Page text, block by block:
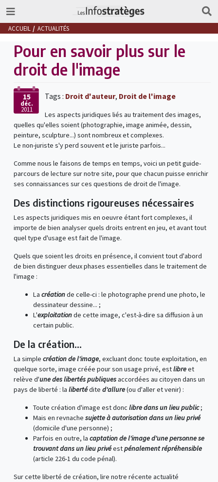
ACCUEIL ACTUALITÉS
Pour en savoir plus sur le
droit de l'image
15
déc.
2011
Tags : Droit d'auteur, Droit de l'image
Les aspects juridiques liés au traitement des images,
quelles qu'elles soient (photographie, image animée, dessin,
peinture, sculpture...) sont nombreux et complexes.
Le non-juriste s'y perd souvent et le juriste parfois...
Comme nous le faisons de temps en temps, voici un petit guide-
parcours de lecture sur notre site, pour que chacun puisse enrichir
ses connaissances sur ces questions de droit de l'image.
Des distinctions rigoureuses nécessaires
Les aspects juridiques mis en oeuvre étant fort complexes, il
importe de bien analyser quels droits entrent en jeu, et avant tout
quel type d'usage est fait de l'image.
Quels que soient les droits en présence, il convient tout d'abord
de bien distinguer deux phases essentielles dans le traitement de
l'image :
La créationde celle-ci : le photographe prend une photo, le
dessinateur dessine... ;
L'exploitationde cette image, c'est-à-dire sa diffusion à un
certain public.
De la création...
La simple création de l'image, excluant donc toute exploitation, en
quelque sorte, image créée pour son usage privé, estlibreet
relève d'une des libertés publiquesaccordées au citoyen dans un
pays de liberté : la libertédite d'allure(ou d'aller et venir) :
Toute création d'image est donc libre dans un lieu public;
Mais en revnache sujette à autorisation dans un lieu privé
(domicile d'une personne) ;
Parfois en outre, la captation de l'image d'une personne se
trouvant dans un lieu privéestpénalement répréhensible
(article 226-1 du code pénal).
Sur cette liberté de création, lire notre récente actualité